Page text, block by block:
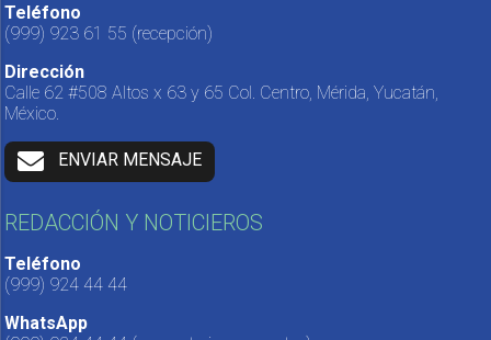
Teléfono
(999) 923 61 55 (recepción)
Dirección
Calle 62 #508 Altos x 63 y 65 Col. Centro, Mérida, Yucatán,
México.
ENVIAR MENSAJE
REDACCIÓN Y NOTICIEROS
Teléfono
(999) 924 44 44
WhatsApp